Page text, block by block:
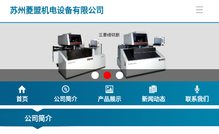
苏州菱盟机电设备有限公司
首页 公司简介 产品展示 新闻动态 联系我们
公司简介